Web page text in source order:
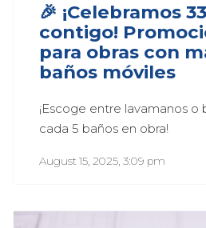
🎉 ¡Celebramos
contigo!
para obras con
baños móviles
¡Escoge entre lavamanos o
cada 5 baños en obra!
August 15, 2025, 3:09 pm